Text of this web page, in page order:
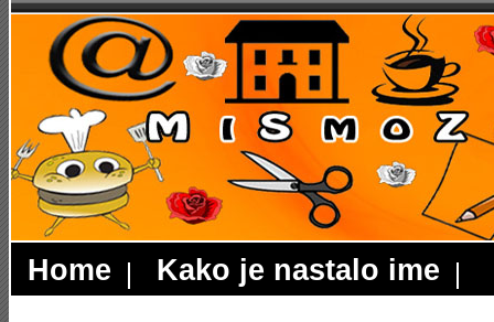
Home Kako je nastalo ime